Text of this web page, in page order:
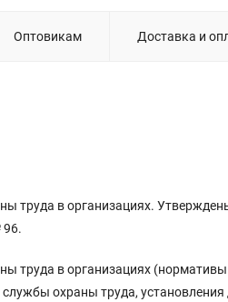
Оптовикам Доставка и
труда в организациях.
96.
труда в организациях
охраны труда,